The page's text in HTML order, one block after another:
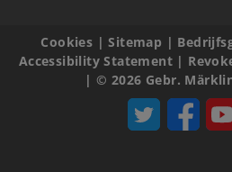
Cookies |Sitemap |
Accessibility Statement|
|© 2026 Gebr.